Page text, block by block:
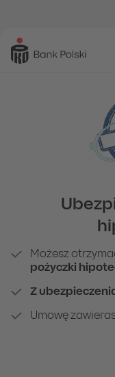
Możesz
pożyczki
Z
Umowę